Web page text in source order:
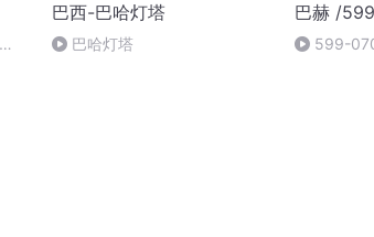
巴西-巴哈灯塔
巴哈灯塔
巴赫 /
599-